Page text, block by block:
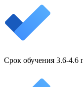
Срок обучения 3.6-4.6